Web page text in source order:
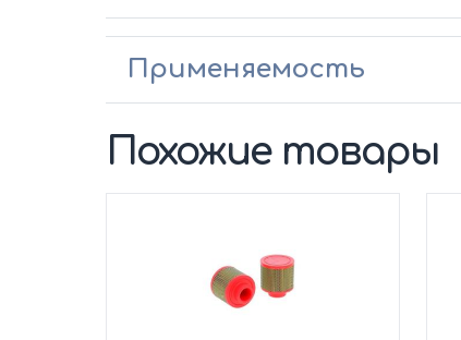
Применяемость
Похожие товары